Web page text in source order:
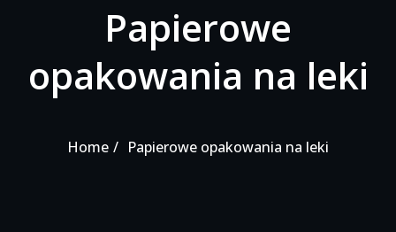
Papierowe
opakowania na leki
Home Papierowe opakowania na leki